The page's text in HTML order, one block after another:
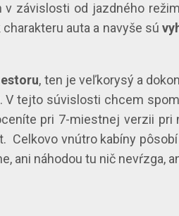
v závislosti od jazdného
auta a navyše sú
, ten je veľkorysý a
. V tejto súvislosti chcem
pri 7-miestnej verzii
Celkovo vnútro kabíny
ani náhodou tu nič nevŕzga,